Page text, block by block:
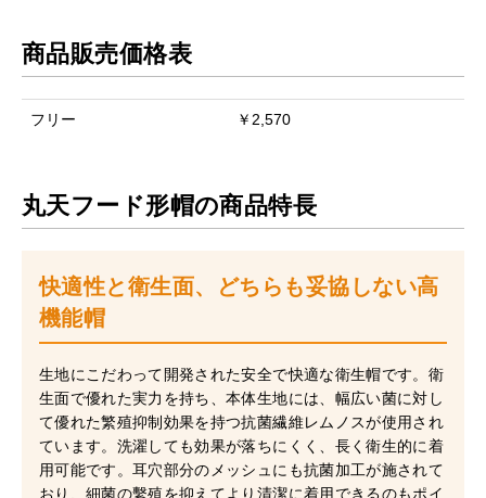
商品販売価格表
フリー ￥2,570
丸天フード形帽の商品特長
快適性と衛生面、どちらも妥協しない高
機能帽
生地にこだわって開発された安全で快適な衛生帽です。衛
生面で優れた実力を持ち、本体生地には、幅広い菌に対し
て優れた繁殖抑制効果を持つ抗菌繊維レムノスが使用され
ています。洗濯しても効果が落ちにくく、長く衛生的に着
用可能です。耳穴部分のメッシュにも抗菌加工が施されて
おり、細菌の繫殖を抑えてより清潔に着用できるのもポイ